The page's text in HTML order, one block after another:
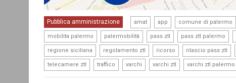
Pubblica amministrazione amat app comune di palermo
mobilita palermo palermobilità pass ztl pass ztl palermo
regione siciliana regolamento ztl ricorso rilascio pass ztl
telecamere ztl traffico varchi varchi ztl varchi ztl palermo